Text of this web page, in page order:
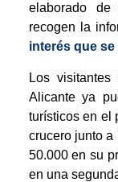
elaborado
recogen la
interés que
Los
Alicante ya
turísticos en el
crucero junto a
50.000 en su
en una